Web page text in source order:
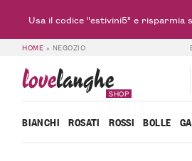
HOME » NEGOZIO
lovelanghe
SHOP
BIANCHI ROSATI ROSSI BOLLE
Usa il codice "estivini5" e